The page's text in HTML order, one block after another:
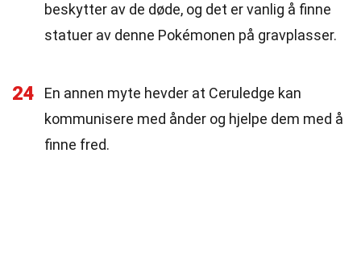
beskytter av de døde, og det er vanlig å finne
statuer av denne Pokémonen på gravplasser.
24
En annen myte hevder at Ceruledge kan
kommunisere med ånder og hjelpe dem med å
finne fred.